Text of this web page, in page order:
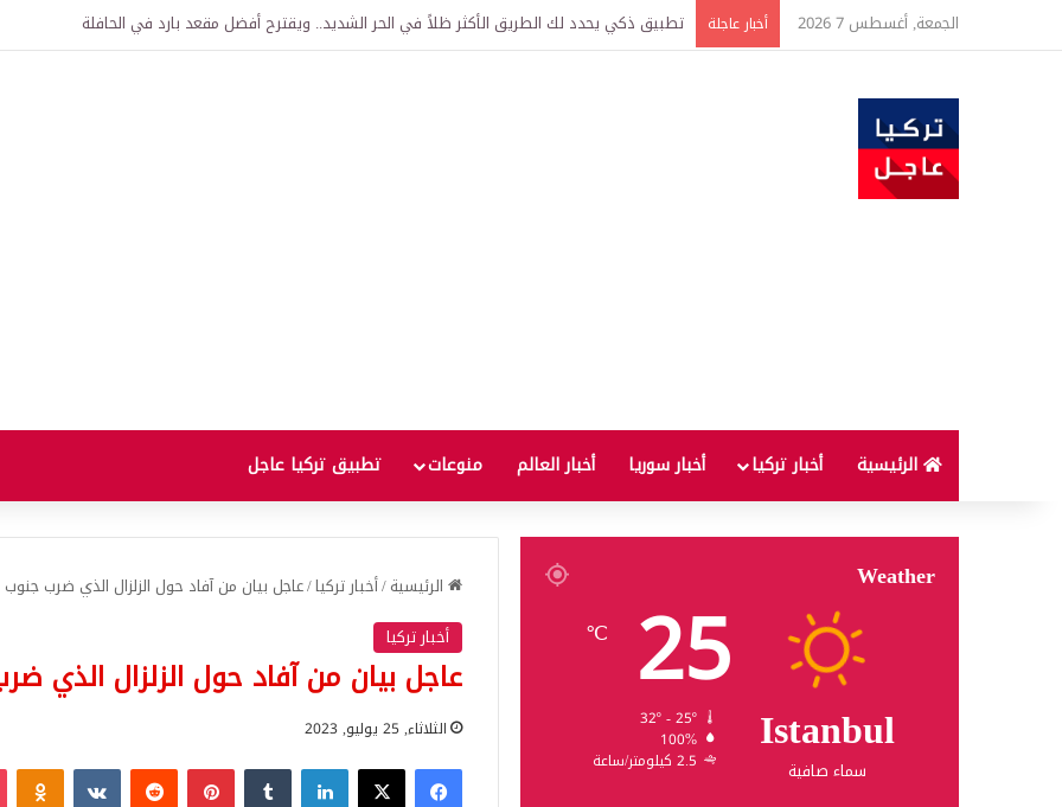
الجمعة, أغسطس 7 2026 أخبار عاجلة تركيا وسوريا توقعان اتفاقية لإنشاء “الجامعة السورية التركية” في دمشق.. منح دراسية واعتراف بالشهادات
الرئيسية أخبار تركيا أخبار سوريا أخبار العالم منوعات تطبيق تركيا عاجل
الرئيسية/أخبار تركيا/عاجل بيان من آفاد حول الزلزال الذي ضرب جنوب
أخبار تركيا
عاجل بيان من آفاد حول الزلزال الذي
الثلاثاء, 25 يوليو, 2023
فيسبوك‫X لينكدإن بينتيريست
Weather
Istanbul
سماء صافية
25
℃
32º - 25º
100%
2.5 كيلومتر/ساعة